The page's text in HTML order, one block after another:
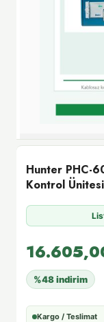
Hunter PHC-
Kontrol Ünitesi
%48 indirim
Kargo / Teslimat